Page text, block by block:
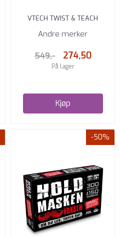
VTECH TWIST & TEACH
ANIMAL CUBE DK
Andre merker
549,- 274,50
På lager
Kjøp
-50%